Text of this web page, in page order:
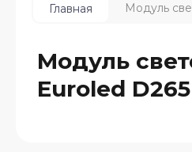
Главная Модуль
Модуль
Euroled